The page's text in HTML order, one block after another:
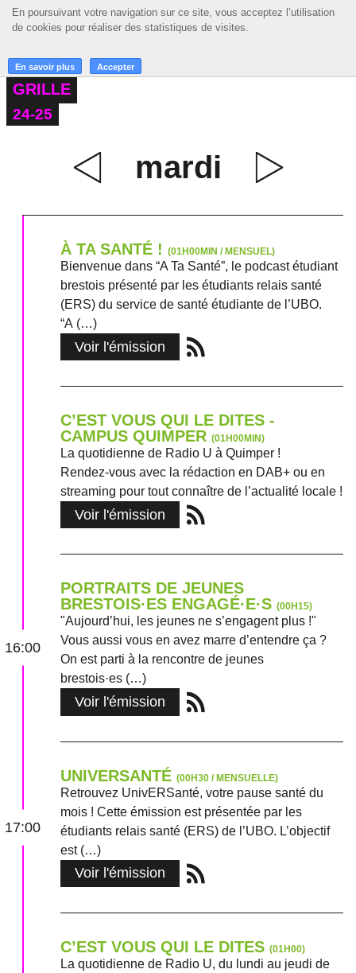
En poursuivant votre navigation sur ce site, vous acceptez l’utilisation
de cookies pour réaliser des statistiques de visites.
En savoir plus Accepter
En poursuivant votre navigation sur ce site, vous acceptez l’utilisation
de cookies pour réaliser des statistiques de visites.
En savoir plus Accepter
☰ MENU
ACCUEIL
A LA UNE
GRILLE
24-25
mardi
À TA SANTÉ ! (01H00MIN / MENSUEL)
Bienvenue dans “A Ta Santé”, le podcast étudiant
brestois présenté par les étudiants relais santé
(ERS) du service de santé étudiante de l’UBO.
“A (…)
Voir l'émission
C’EST VOUS QUI LE DITES -
CAMPUS QUIMPER (01H00MIN)
La quotidienne de Radio U à Quimper !
Rendez-vous avec la rédaction en DAB+ ou en
streaming pour tout connaître de l’actualité locale !
Voir l'émission
PORTRAITS DE JEUNES
BRESTOIS·ES ENGAGÉ·E·S (00H15)
16:00
"Aujourd’hui, les jeunes ne s’engagent plus !"
Vous aussi vous en avez marre d’entendre ça ?
On est parti à la rencontre de jeunes
brestois·es (…)
Voir l'émission
UNIVERSANTÉ (00H30 / MENSUELLE)
17:00
Retrouvez UnivERSanté, votre pause santé du
mois ! Cette émission est présentée par les
étudiants relais santé (ERS) de l’UBO. L’objectif
est (…)
Voir l'émission
C’EST VOUS QUI LE DITES (01H00)
La quotidienne de Radio U, du lundi au jeudi de